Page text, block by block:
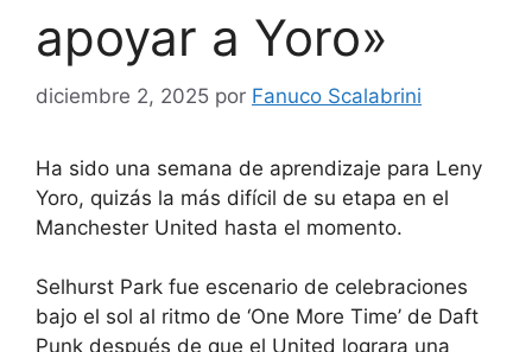
apoyar a Yoro»
diciembre 2, 2025 por Fanuco Scalabrini
Ha sido una semana de aprendizaje para Leny
Yoro, quizás la más difícil de su etapa en el
Manchester United hasta el momento.
Selhurst Park fue escenario de celebraciones
bajo el sol al ritmo de ‘One More Time’ de Daft
Punk después de que el United lograra una